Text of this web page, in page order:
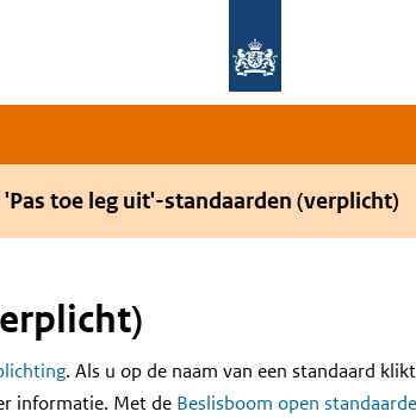
'Pas toe leg uit'-standaarden (verplicht)
. Als u op de naam van een standaard
informatie. Met de Beslisboom open